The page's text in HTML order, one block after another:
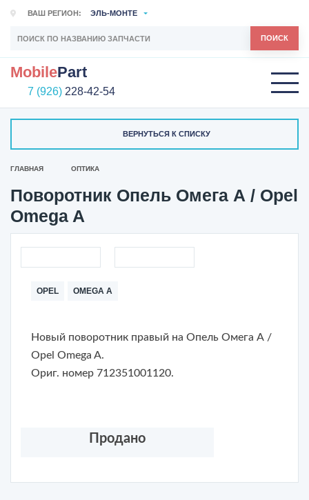
ВАШ РЕГИОН: ЭЛЬ-МОНТЕ
ПОИСК
MobilePart
7 (926) 228-42-54
ВЕРНУТЬСЯ К СПИСКУ
ГЛАВНАЯ ОПТИКА
Поворотник Опель Омега А / Opel
Omega A
OPEL OMEGA A
Новый поворотник правый на Опель Омега А /
Opel Omega A.
Ориг. номер 712351001120.
Продано